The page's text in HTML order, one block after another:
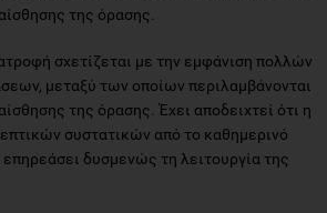
της όρασης.
σχετίζεται με την εμφάνιση πολλών
μεταξύ των οποίων περιλαμβάνονται
της όρασης. Έχει αποδειχτεί ότι η
συστατικών από το καθημερινό
επηρεάσει δυσμενώς τη λειτουργία της